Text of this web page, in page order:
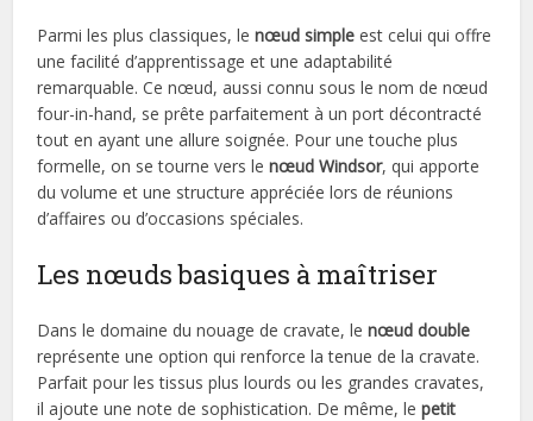
Parmi les plus classiques, lenœud simple est celui qui offre
une facilité d’apprentissage et une adaptabilité
remarquable. Ce nœud, aussi connu sous le nom de nœud
four-in-hand, se prête parfaitement à un port décontracté
tout en ayant une allure soignée. Pour une touche plus
formelle, on se tourne vers lenœud Windsor, qui apporte
du volume et une structure appréciée lors de réunions
d’affaires ou d’occasions spéciales.
Les nœuds basiques à maîtriser
Dans le domaine du nouage de cravate, lenœud double
représente une option qui renforce la tenue de la cravate.
Parfait pour les tissus plus lourds ou les grandes cravates,
il ajoute une note de sophistication. De même, lepetit